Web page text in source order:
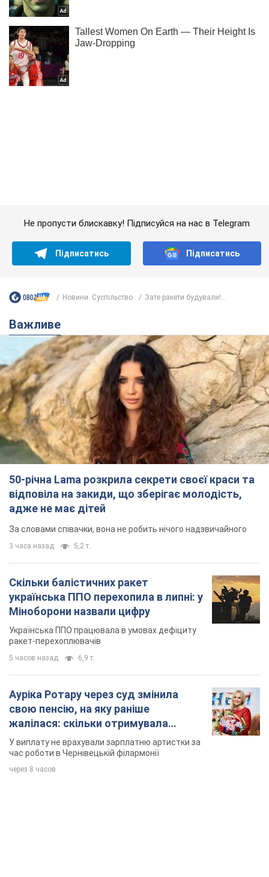
50-річна Lama розкрила секрети своєї краси та
відповіла на закиди, що зберігає молодість,
адже не має дітей
За словами співачки, вона не робить нічого надзвичайного
3 часа назад 5,2 т.
Скільки балістичних ракет
українська ППО перехопила в липні: у
Міноборони назвали цифру
Українська ППО працювала в умовах дефіциту
Ауріка Ротару через суд змінила
свою пенсію, на яку раніше
жалілася: скільки отримувала
співачка
час роботи в Чернівецькій філармонії